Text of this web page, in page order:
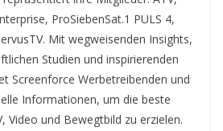
ProSiebenSat.1 PULS 4,
Mit wegweisenden Insights,
Studien und inspirierenden
Screenforce Werbetreibenden und
Informationen, um die beste
Video und Bewegtbild zu erzielen.